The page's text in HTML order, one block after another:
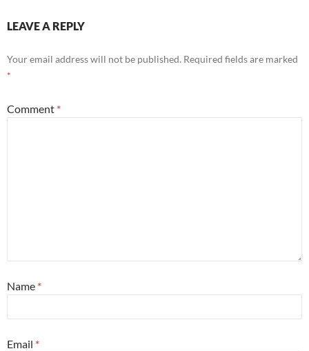
LEAVE A REPLY
Your email address will not be published. Required fields are marked
*
Comment *
Name *
Email *